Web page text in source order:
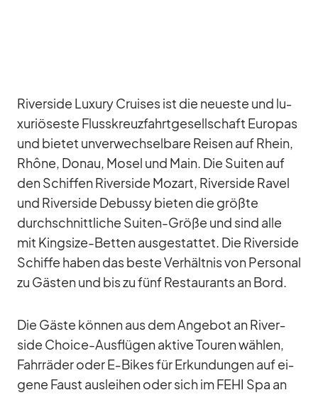
Ri­ver­side Lu­xury Crui­ses ist die neu­este und lu­
xu­riö­seste Fluss­kreuz­fahrt­ge­sell­schaft Eu­ro­pas
und bie­tet un­ver­wech­sel­bare Rei­sen auf Rhein,
Rhône, Do­nau, Mo­sel und Main. Die Sui­ten auf
den Schif­fen Ri­ver­side Mo­zart, Ri­ver­side Ra­vel
und Ri­ver­side De­bussy bie­ten die größte
durch­schnitt­li­che Sui­ten-Größe und sind alle
mit King­size-Bet­ten aus­ge­stat­tet. Die Ri­ver­side
Schiffe ha­ben das beste Ver­hält­nis von Per­so­nal
zu Gäs­ten und bis zu fünf Re­stau­rants an Bord.
Die Gäste kön­nen aus dem An­ge­bot an Ri­ver­
side Choice-Aus­flü­gen ak­tive Tou­ren wäh­len,
Fahr­rä­der oder E‑Bikes für Er­kun­dun­gen auf ei­
gene Faust aus­lei­hen oder sich im FEHI Spa an